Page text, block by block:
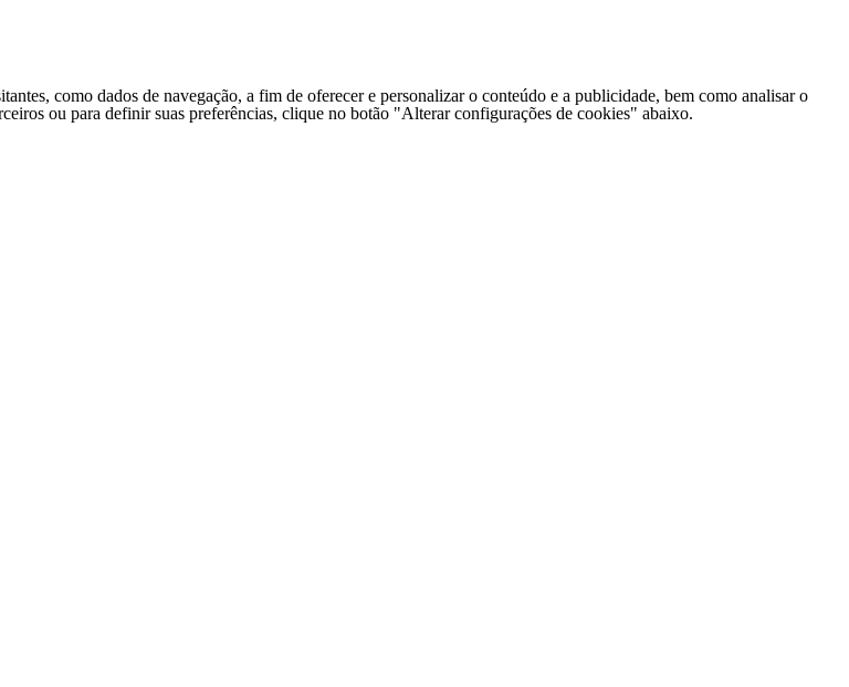
como dados de navegação, a fim de oferecer e personalizar o conteúdo e a publicidade, bem como analisar o
ou para definir suas preferências, clique no botão "Alterar configurações de cookies" abaixo.